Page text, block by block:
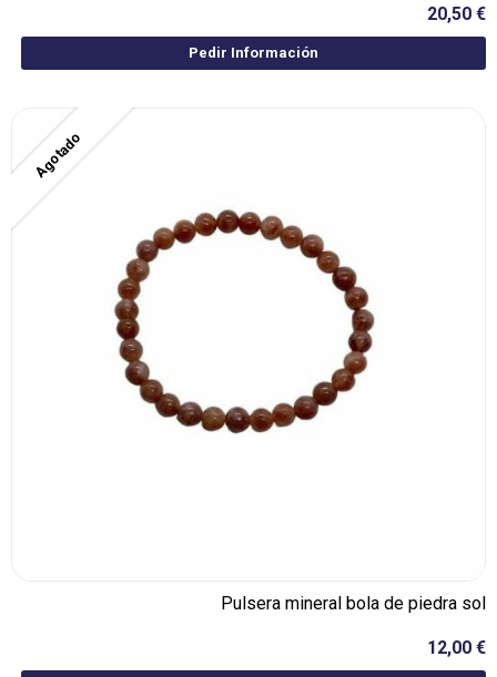
20,50 €
Pedir Información
Agotado
Pulsera mineral bola de piedra sol
12,00 €